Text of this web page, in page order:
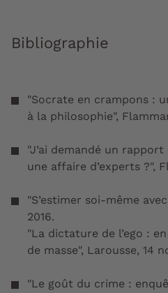
Bibliographie
"Socrate en crampons :
à la philosophie",
"J’ai demandé un
une affaire d’experts ?",
"S’estimer soi‑même
2016.
"La dictature de l’ego :
de masse", Larousse, 14
"Le goût du crime :